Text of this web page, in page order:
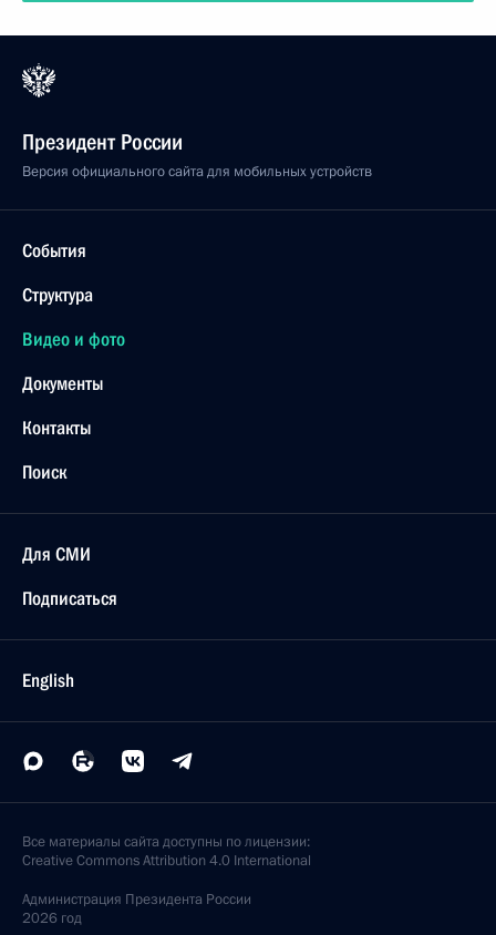
Президент России
Версия официального сайта для мобильных устройств
События
Структура
Видео и фото
Документы
Контакты
Поиск
Для СМИ
Подписаться
English
Все материалы сайта доступны по лицензии:
Creative Commons Attribution 4.0 International
Администрация Президента России
2026 год